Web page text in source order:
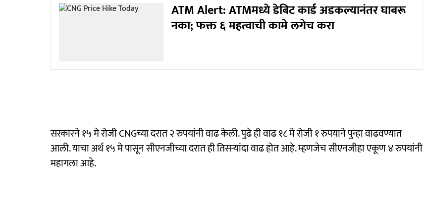
ATM Alert: ATMमध्ये डेबिट कार्ड अडकल्यानंतर घाबरू
नका; फक्त ६ महत्वाची कामे लगेच करा
सरकारने १५ मे रोजी CNGच्या दरात २ रुपयांनी वाढ केली. पुढे ही वाढ १८ मे रोजी १ रुपयाने पुन्हा वाढवण्यात
आली. याचा अर्थ १५ मे पासून सीएनजीच्या दरात ही तिसऱ्यांदा वाढ होत आहे. म्हणजेच सीएनजीहा एकूण ४ रुपयांनी
महागला आहे.